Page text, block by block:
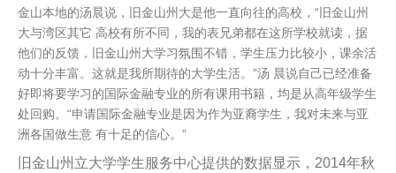
金山本地的汤晨说，旧金山州大是他一直向往的高校，“旧金山州
大与湾区其它 高校有所不同，我的表兄弟都在这所学校就读，据
他们的反馈，旧金山州大学习氛围不错，学生压力比较小，课余活
动十分丰富。这就是我所期待的大学生活。”汤 晨说自己已经准备
好即将要学习的国际金融专业的所有课用书籍，均是从高年级学生
处回购。“申请国际金融专业是因为作为亚裔学生，我对未来与亚
洲各国做生意 有十足的信心。”
旧金山州立大学学生服务中心提供的数据显示，2014年秋